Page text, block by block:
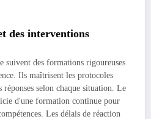
des interventions
suivent des formations rigoureuses
Ils maîtrisent les protocoles
selon chaque situation. Le
d'une formation continue pour
Les délais de réaction